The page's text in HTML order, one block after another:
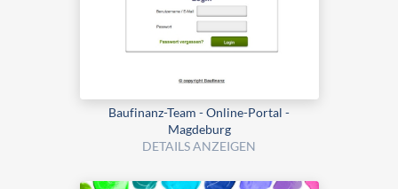
Baufinanz-Team - Online-Portal -
Magdeburg
DETAILS ANZEIGEN